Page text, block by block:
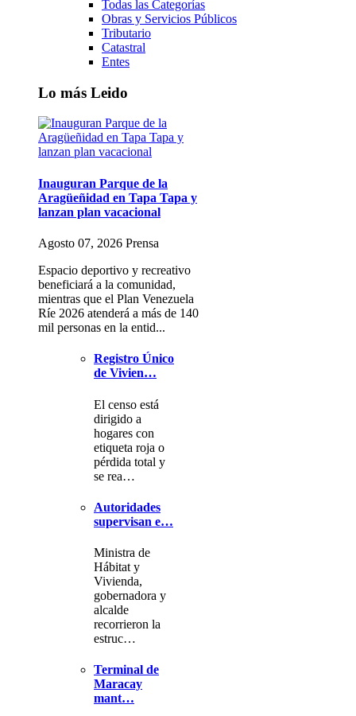
Todas las Categorías
Obras y Servicios Públicos
Tributario
Catastral
Entes
Lo más Leido
Inauguran Parque de la
Aragüeñidad en Tapa Tapa y
lanzan plan vacacional
Agosto 07, 2026 Prensa
Espacio deportivo y recreativo
beneficiará a la comunidad,
mientras que el Plan Venezuela
Ríe 2026 atenderá a más de 140
mil personas en la entid...
Registro Único
de Vivien…
El censo está
dirigido a
hogares con
etiqueta roja o
pérdida total y
se rea…
Autoridades
supervisan e…
Ministra de
Hábitat y
Vivienda,
gobernadora y
alcalde
recorrieron la
estruc…
Terminal de
Maracay
mant…